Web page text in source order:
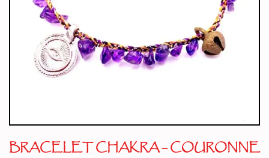
BRACELET CHAKRA – COURONNE